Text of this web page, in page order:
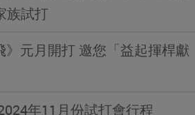
族試打
》元月開打 邀您「益起揮桿獻
年11月份試打會行程